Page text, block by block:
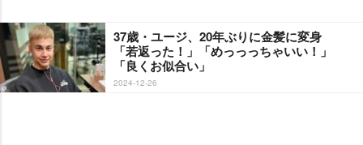
37歳・ユージ、20年ぶりに金髪に変身
「若返った！」「めっっっちゃいい！」
「良くお似合い」
2024-12-26